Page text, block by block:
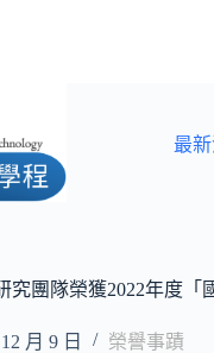
最
團隊榮獲2022年度「
月 9 日 榮譽事蹟